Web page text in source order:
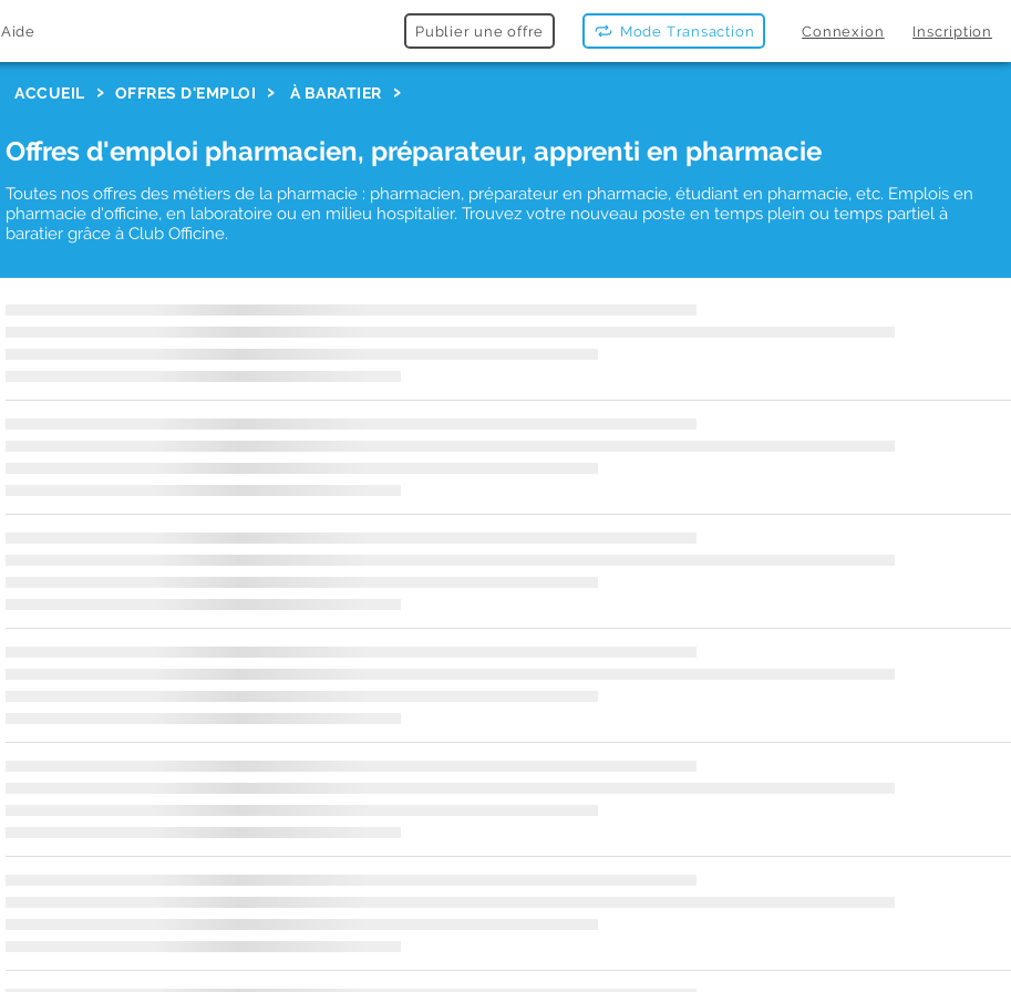
Aide Publier une offre Mode Transaction Connexion Inscription
ACCUEIL OFFRES D'EMPLOI À BARATIER
Offres d'emploi pharmacien, préparateur, apprenti en pharmacie
Toutes nos offres des métiers de la pharmacie : pharmacien, préparateur en pharmacie, étudiant en pharmacie, etc. Emplois en
pharmacie d'officine, en laboratoire ou en milieu hospitalier. Trouvez votre nouveau poste en temps plein ou temps partiel à
baratier grâce à Club Officine.